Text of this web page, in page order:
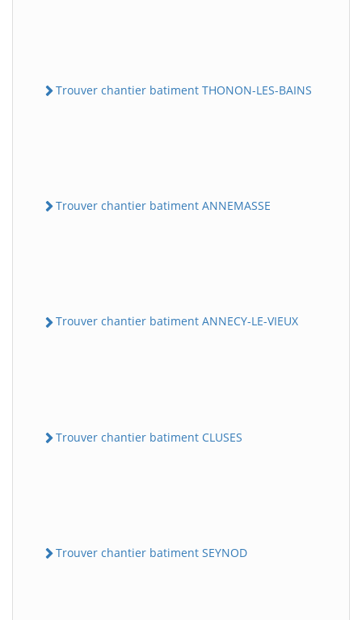
Trouver chantier batiment THONON-LES-BAINS
Trouver chantier batiment ANNEMASSE
Trouver chantier batiment ANNECY-LE-VIEUX
Trouver chantier batiment CLUSES
Trouver chantier batiment SEYNOD